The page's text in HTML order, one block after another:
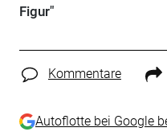
Figur"
Kommentare
Autoflotte bei Google